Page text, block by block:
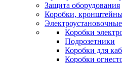
Защита оборудования
Коробки,
Коробки
Подрозетники
Коробки для
Коробки